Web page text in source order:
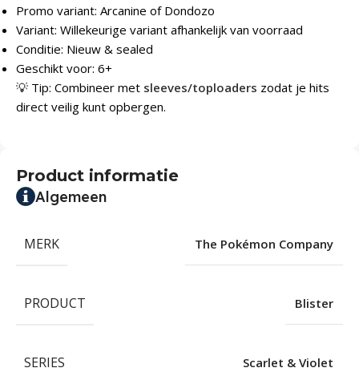
Promo variant: Arcanine of Dondozo
Variant: Willekeurige variant afhankelijk van voorraad
Conditie: Nieuw & sealed
Geschikt voor: 6+
💡 Tip: Combineer met sleeves/toploaders zodat je hits
direct veilig kunt opbergen.
Product informatie
Algemeen
MERK The Pokémon Company
PRODUCT Blister
SERIES Scarlet & Violet